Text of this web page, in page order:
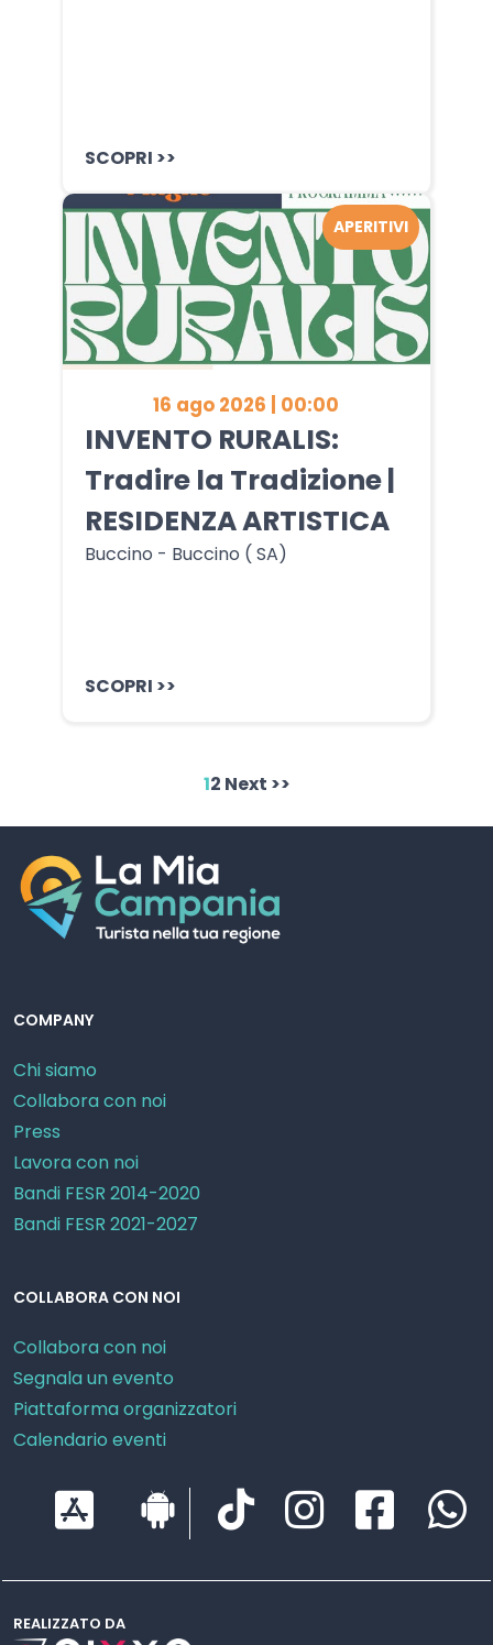
SCOPRI >>
16 ago 2026 | 00:00
INVENTO RURALIS:
Tradire la Tradizione |
RESIDENZA ARTISTICA
Buccino - Buccino ( SA)
SCOPRI >>
APERITIVI
12 Next >>
COMPANY
Chi siamo
Collabora con noi
Press
Lavora con noi
Bandi FESR 2014-2020
Bandi FESR 2021-2027
COLLABORA CON NOI
Collabora con noi
Segnala un evento
Piattaforma organizzatori
Calendario eventi
REALIZZATO DA